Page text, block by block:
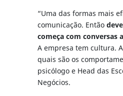
“Uma das formas mais
comunicação. Então
começa com conversas
A empresa tem cultura.
quais são os
psicólogo e Head das
Negócios.